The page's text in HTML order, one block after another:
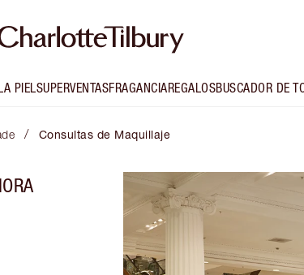
PIELSUPERVENTASFRAGANCIAREGALOSBUSCADOR DE
/ Consultas de Maquillaje